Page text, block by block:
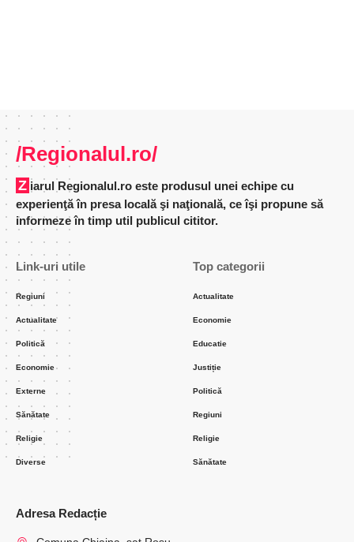
/Regionalul.ro/
Ziarul Regionalul.ro este produsul unei echipe cu
experienţă în presa locală şi naţională, ce îşi propune să
informeze în timp util publicul cititor.
Link-uri utile
Regiuni
Actualitate
Politică
Economie
Externe
Sănătate
Religie
Diverse
Top categorii
Actualitate
Economie
Educatie
Justiție
Politică
Regiuni
Religie
Sănătate
Adresa Redacție